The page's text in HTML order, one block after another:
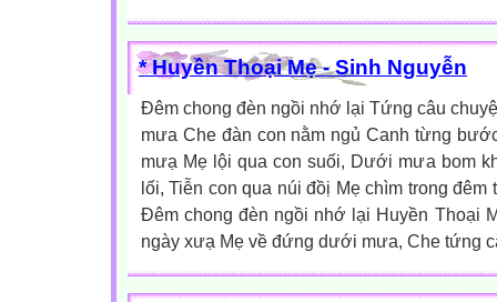
* Huyền Thoại Mẹ - Sinh Nguyễn
Ðêm chong đèn ngồi nhớ lại Tứng câu
mưa Che đàn con nằm ngủ Canh từng
mưạ Mẹ lội qua con suối, Dưới mưa bom
lối, Tiễn con qua núi đồị Mẹ chìm trong
Ðêm chong đèn ngồi nhớ lại Huyền Thoại
ngày xưạ Mẹ về đứng dưới mưa, Che tứng